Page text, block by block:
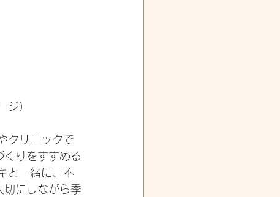
ジ）
クリニックで
りをすすめる
と一緒に、不
切にしながら季